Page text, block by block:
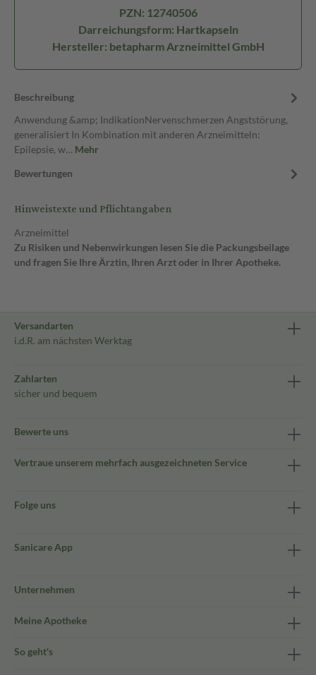
PZN: 12740506
Darreichungsform: Hartkapseln
Hersteller: betapharm Arzneimittel GmbH
Beschreibung
Anwendung &amp; IndikationNervenschmerzen Angststörung,
generalisiert In Kombination mit anderen Arzneimitteln:
Epilepsie, w… Mehr
Bewertungen
Hinweistexte und Pflichtangaben
Arzneimittel
Zu Risiken und Nebenwirkungen lesen Sie die Packungsbeilage
und fragen Sie Ihre Ärztin, Ihren Arzt oder in Ihrer Apotheke.
Versandarten
i.d.R. am nächsten Werktag
Zahlarten
sicher und bequem
Bewerte uns
Vertraue unserem mehrfach ausgezeichneten Service
Folge uns
Sanicare App
Unternehmen
Meine Apotheke
So geht's